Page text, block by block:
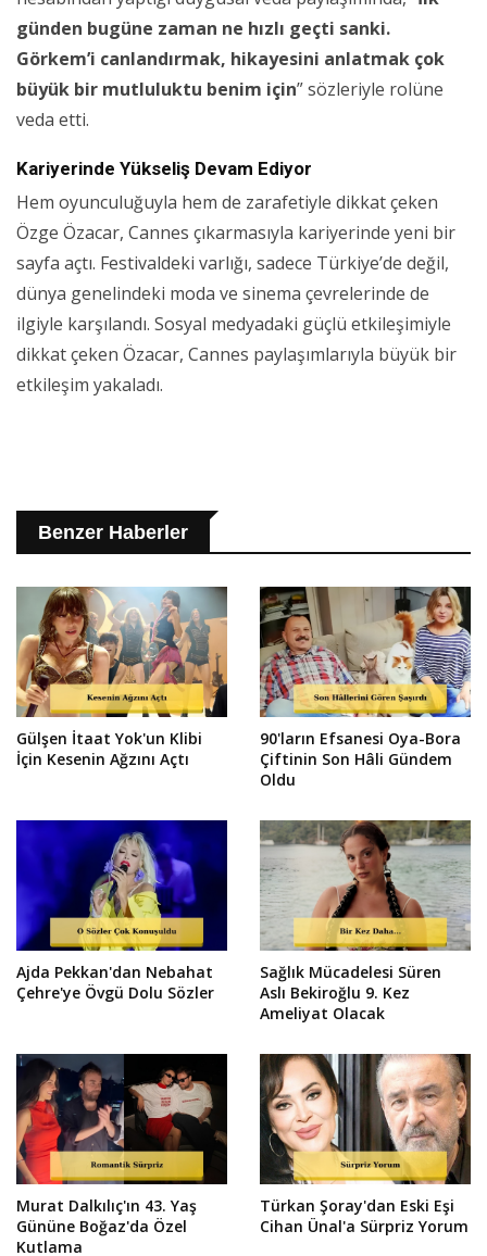
günden bugüne zaman ne hızlı geçti sanki.
Görkem’i canlandırmak, hikayesini anlatmak çok
büyük bir mutluluktu benim için” sözleriyle rolüne
veda etti.
Kariyerinde Yükseliş Devam Ediyor
Hem oyunculuğuyla hem de zarafetiyle dikkat çeken
Özge Özacar, Cannes çıkarmasıyla kariyerinde yeni bir
sayfa açtı. Festivaldeki varlığı, sadece Türkiye’de değil,
dünya genelindeki moda ve sinema çevrelerinde de
ilgiyle karşılandı. Sosyal medyadaki güçlü etkileşimiyle
dikkat çeken Özacar, Cannes paylaşımlarıyla büyük bir
etkileşim yakaladı.
Benzer Haberler
Gülşen İtaat Yok'un Klibi
İçin Kesenin Ağzını Açtı
90'ların Efsanesi Oya-Bora
Çiftinin Son Hâli Gündem
Oldu
Ajda Pekkan'dan Nebahat
Çehre'ye Övgü Dolu Sözler
Sağlık Mücadelesi Süren
Aslı Bekiroğlu 9. Kez
Ameliyat Olacak
Murat Dalkılıç'ın 43. Yaş
Gününe Boğaz'da Özel
Kutlama
Türkan Şoray'dan Eski Eşi
Cihan Ünal'a Sürpriz Yorum